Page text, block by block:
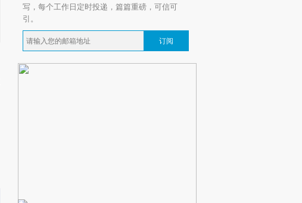
写，每个工作日定时投递，篇篇重磅，可信可
引。
订阅